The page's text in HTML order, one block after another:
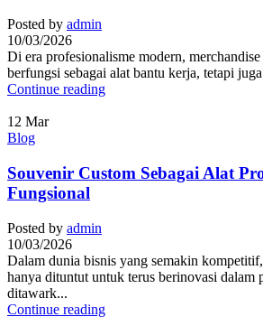
Posted by admin
10/03/2026
Di era profesionalisme modern,
berfungsi sebagai alat bantu kerja, tetapi
Continue reading
12 Mar
Blog
Souvenir Custom Sebagai Alat
Fungsional
Posted by admin
10/03/2026
Dalam dunia bisnis yang semakin
hanya dituntut untuk terus berinovasi dalam
ditawark...
Continue reading